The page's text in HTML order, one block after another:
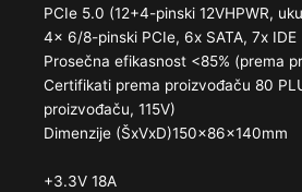
PCIe 5.0 (12+4-pinski 12VHPWR,
4x 6/​8-pinski PCIe, 6x SATA, 7x IDE
Prosečna efikasnost <85% (prema
Certifikati prema proizvođaču 80
proizvođaču, 115V)
Dimenzije (ŠxVxD)150x86x140mm
+3.3V 18A